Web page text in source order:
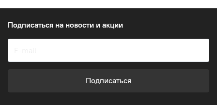
Подписаться на новости и акции
Подписаться